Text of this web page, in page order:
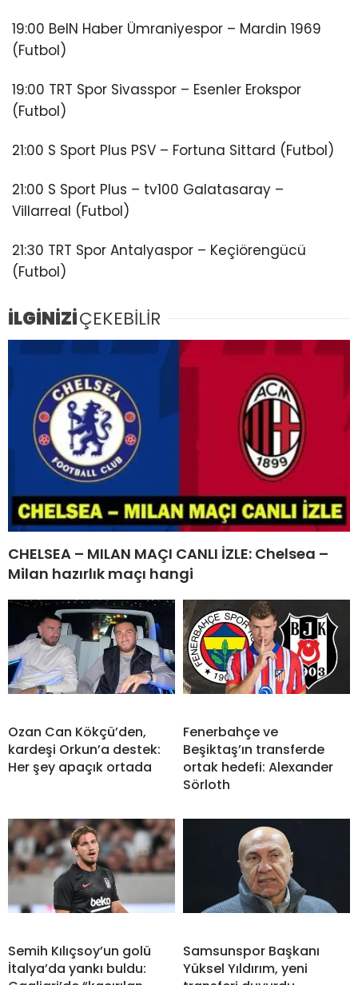
19:00 BeIN Haber Ümraniyespor – Mardin 1969
(Futbol)
19:00 TRT Spor Sivasspor – Esenler Erokspor
(Futbol)
21:00 S Sport Plus PSV – Fortuna Sittard (Futbol)
21:00 S Sport Plus – tv100 Galatasaray –
Villarreal (Futbol)
21:30 TRT Spor Antalyaspor – Keçiörengücü
(Futbol)
İLGİNİZİÇEKEBİLİR
CHELSEA – MILAN MAÇI CANLI İZLE: Chelsea –
Milan hazırlık maçı hangi
Ozan Can Kökçü’den,
kardeşi Orkun’a destek:
Her şey apaçık ortada
Fenerbahçe ve
Beşiktaş’ın transferde
ortak hedefi: Alexander
Sörloth
Semih Kılıçsoy’un golü
İtalya’da yankı buldu:
Samsunspor Başkanı
Yüksel Yıldırım, yeni